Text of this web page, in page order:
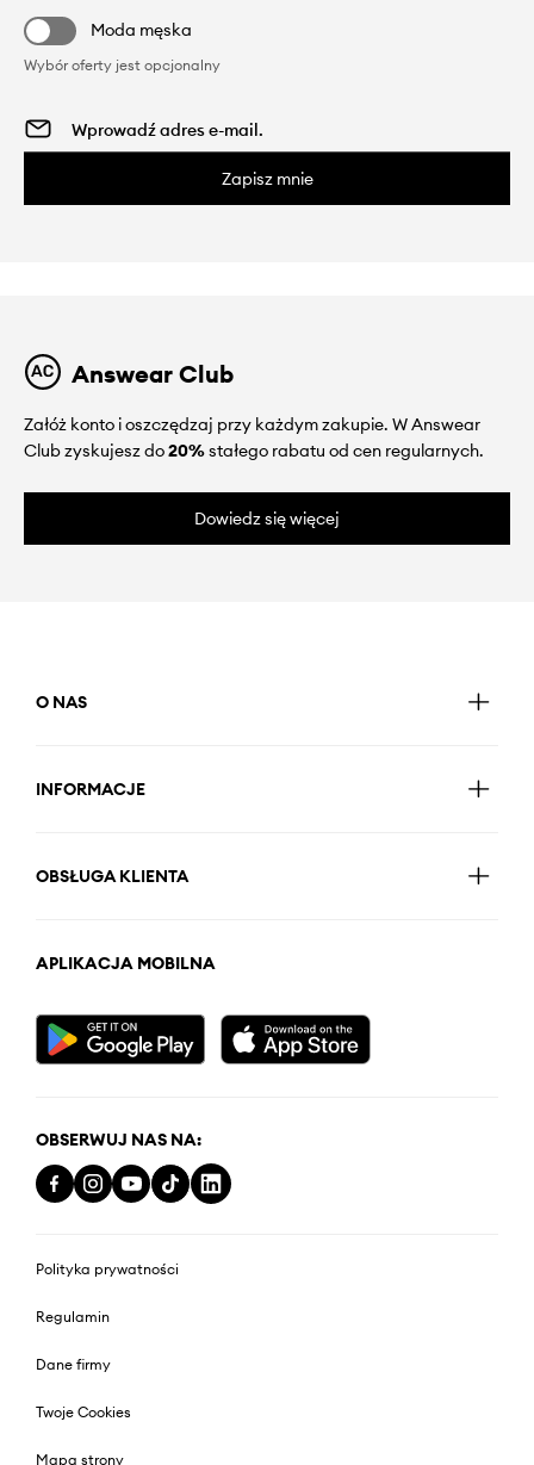
Moda męska
Wybór oferty jest opcjonalny
Zapisz mnie
Answear Club
Załóż konto i oszczędzaj przy każdym zakupie. W Answear
Club zyskujesz do20%stałego rabatu od cen regularnych.
Dowiedz się więcej
O NAS
INFORMACJE
OBSŁUGA KLIENTA
APLIKACJA MOBILNA
OBSERWUJ NAS NA:
Polityka prywatności
Regulamin
Dane firmy
Twoje Cookies
Mapa strony